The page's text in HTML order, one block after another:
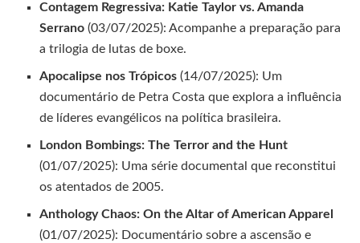
Contagem Regressiva: Katie Taylor vs. Amanda
Serrano (03/07/2025): Acompanhe a preparação para
a trilogia de lutas de boxe.
Apocalipse nos Trópicos (14/07/2025): Um
documentário de Petra Costa que explora a influência
de líderes evangélicos na política brasileira.
London Bombings: The Terror and the Hunt
(01/07/2025): Uma série documental que reconstitui
os atentados de 2005.
Anthology Chaos: On the Altar of American Apparel
(01/07/2025): Documentário sobre a ascensão e